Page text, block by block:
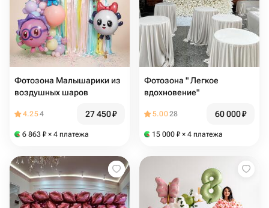
Фотозона Малышарики из
воздушных шаров
4.254 27 450₽
6 863 ₽ × 4 платежа
Фотозона " Легкое
вдохновение"
5.0028 60 000₽
15 000 ₽ × 4 платежа